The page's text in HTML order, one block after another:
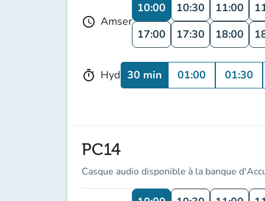
schedule Amser
10:00 10:30 11:00
17:00
17:30 18:00
timer Hyd 30 min 01:00 01:30
PC14
Casque audio disponible à la banque